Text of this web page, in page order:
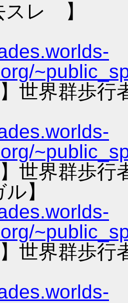
スレ 】
】世界群歩
】世界群歩
】
】世界群歩